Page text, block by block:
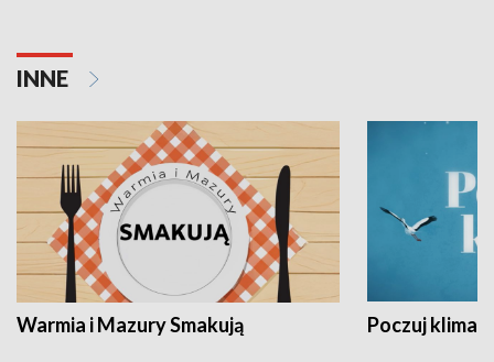
INNE
Warmia i Mazury Smakują Poczuj klimat